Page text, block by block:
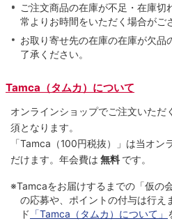
ご注文商品の在庫が不足・在庫切
常よりお時間をいただく場合がご
お取り寄せ先の在庫の在庫が欠品
了承ください。
Tamca（タムカ）について
オンラインショップでご注⽂いた
須となります。
「Tamca （100円税抜）
」は当オン
だけます。 年会費は 無料 です。
※Tamcaをお届けするまでの「仮の
の応募や、ポイントの付与は⾏え
ド 「Tamca（タムカ）について」